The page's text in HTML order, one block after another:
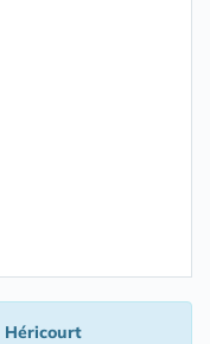
Héricourt